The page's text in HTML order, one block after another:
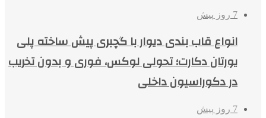
7 روز پیش
انواع قاب بندی دیوار با گچبری پیش ساخته پلی
یورتان دکارت؛ تحولی لوکس، فوری و بدون تخریب
در دکوراسیون داخلی
7 روز پیش